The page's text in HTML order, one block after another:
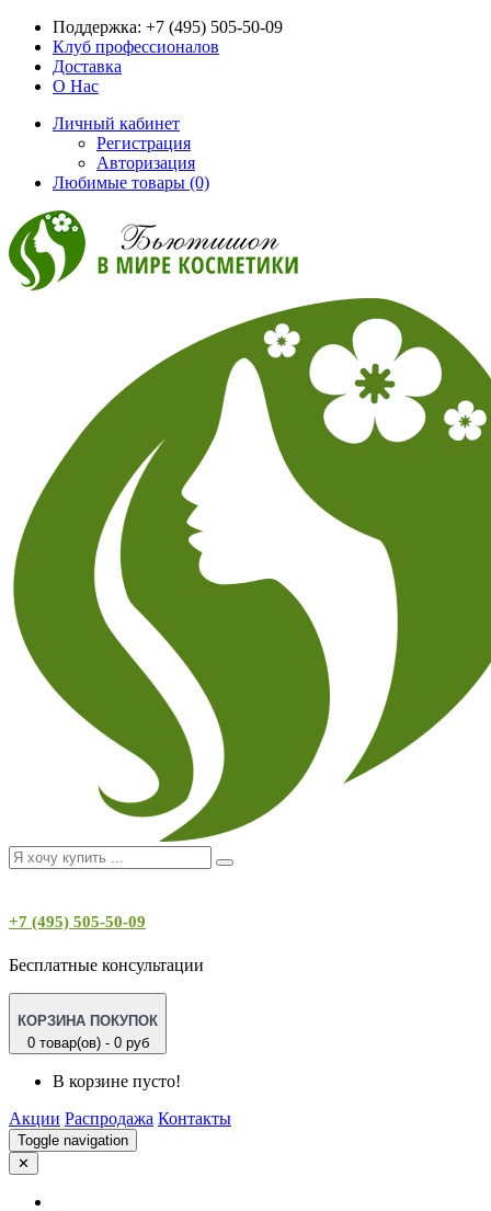
Поддержка: +7 (495) 505-50-09
Клуб профессионалов
Доставка
О Нас
Личный кабинет
Регистрация
Авторизация
Любимые товары (0)
+7 (495) 505-50-09
Бесплатные консультации
КОРЗИНА ПОКУПОК
0 товар(ов) - 0 руб
В корзине пусто!
Акции Распродажа Контакты
Toggle navigation
✕